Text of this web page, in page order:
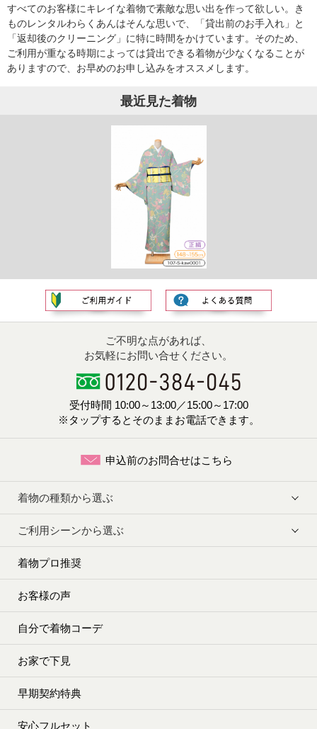
すべてのお客様にキレイな着物で素敵な思い出を作って欲しい。き
ものレンタルわらくあんはそんな思いで、「貸出前のお手入れ」と
「返却後のクリーニング」に特に時間をかけています。そのため、
ご利用が重なる時期によっては貸出できる着物が少なくなることが
ありますので、お早めのお申し込みをオススメします。
最近見た着物
ご不明な点があれば、
お気軽にお問い合せください。
受付時間 10:00～13:00／15:00～17:00
※タップするとそのままお電話できます。
申込前のお問合せはこちら
着物の種類から選ぶ
ご利用シーンから選ぶ
着物プロ推奨
お客様の声
自分で着物コーデ
お家で下見
早期契約特典
安心フルセット